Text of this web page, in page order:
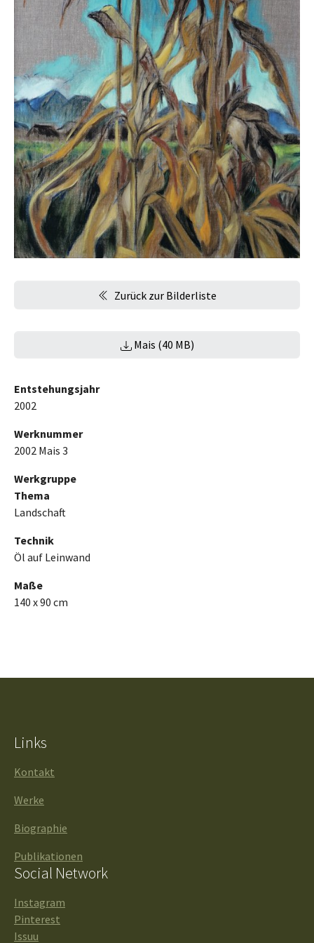
Zurück zur Bilderliste
Mais (40 MB)
Entstehungsjahr
2002
Werknummer
2002 Mais 3
Werkgruppe
Thema
Landschaft
Technik
Öl auf Leinwand
Maße
140 x 90 cm
Links
Kontakt
Werke
Biographie
Publikationen
Social Network
Instagram
Pinterest
Issuu